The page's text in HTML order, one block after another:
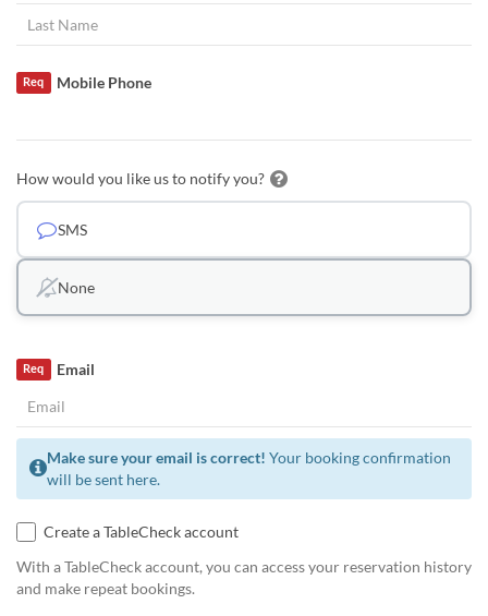
Mobile Phone
Req
How would you like us to notify you?
SMS
None
Email
Req
Make sure your email is correct! Your booking confirmation
will be sent here.
Create a TableCheck account
With a TableCheck account, you can access your reservation history
and make repeat bookings.